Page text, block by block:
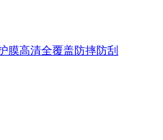
膜高清全覆盖防摔防刮